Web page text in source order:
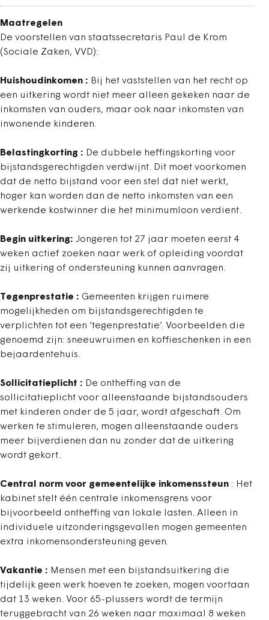
Maatregelen
De voorstellen van staatssecretaris Paul de Krom
(Sociale Zaken, VVD):
Huishoudinkomen : Bij het vaststellen van het recht op
een uitkering wordt niet meer alleen gekeken naar de
inkomsten van ouders, maar ook naar inkomsten van
inwonende kinderen.
Belastingkorting : De dubbele heffingskorting voor
bijstandsgerechtigden verdwijnt. Dit moet voorkomen
dat de netto bijstand voor een stel dat niet werkt,
hoger kan worden dan de netto inkomsten van een
werkende kostwinner die het minimumloon verdient.
Begin uitkering: Jongeren tot 27 jaar moeten eerst 4
weken actief zoeken naar werk of opleiding voordat
zij uitkering of ondersteuning kunnen aanvragen.
Tegenprestatie : Gemeenten krijgen ruimere
mogelijkheden om bijstandsgerechtigden te
verplichten tot een ‘tegenprestatie’. Voorbeelden die
genoemd zijn: sneeuwruimen en koffieschenken in een
bejaardentehuis.
Sollicitatieplicht : De ontheffing van de
sollicitatieplicht voor alleenstaande bijstandsouders
met kinderen onder de 5 jaar, wordt afgeschaft. Om
werken te stimuleren, mogen alleenstaande ouders
meer bijverdienen dan nu zonder dat de uitkering
wordt gekort.
Central norm voor gemeentelijke inkomenssteun : Het
kabinet stelt één centrale inkomensgrens voor
bijvoorbeeld ontheffing van lokale lasten. Alleen in
individuele uitzonderingsgevallen mogen gemeenten
extra inkomensondersteuning geven.
Vakantie : Mensen met een bijstandsuitkering die
tijdelijk geen werk hoeven te zoeken, mogen voortaan
dat 13 weken. Voor 65-plussers wordt de termijn
teruggebracht van 26 weken naar maximaal 8 weken